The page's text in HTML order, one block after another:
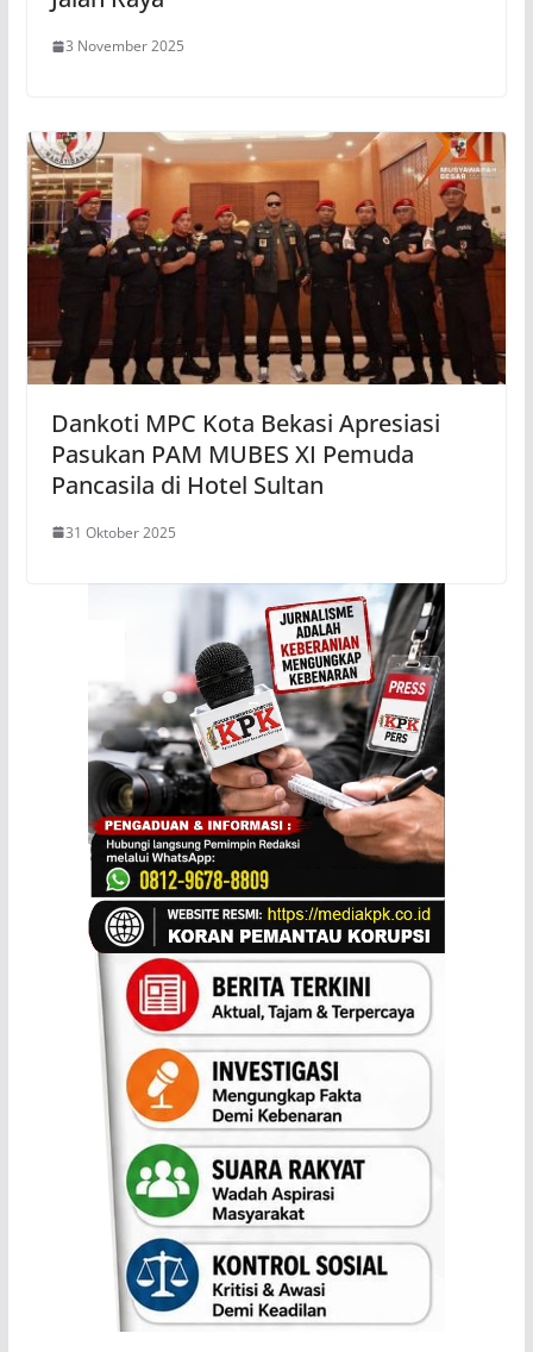
3 November 2025
Dankoti MPC Kota Bekasi Apresiasi
Pasukan PAM MUBES XI Pemuda
Pancasila di Hotel Sultan
31 Oktober 2025